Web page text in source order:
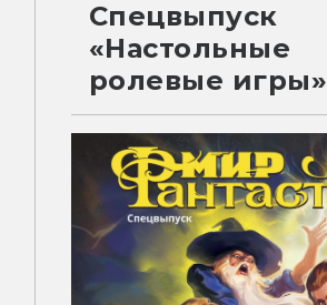
Спецвыпуск
«Настольные
ролевые игры»